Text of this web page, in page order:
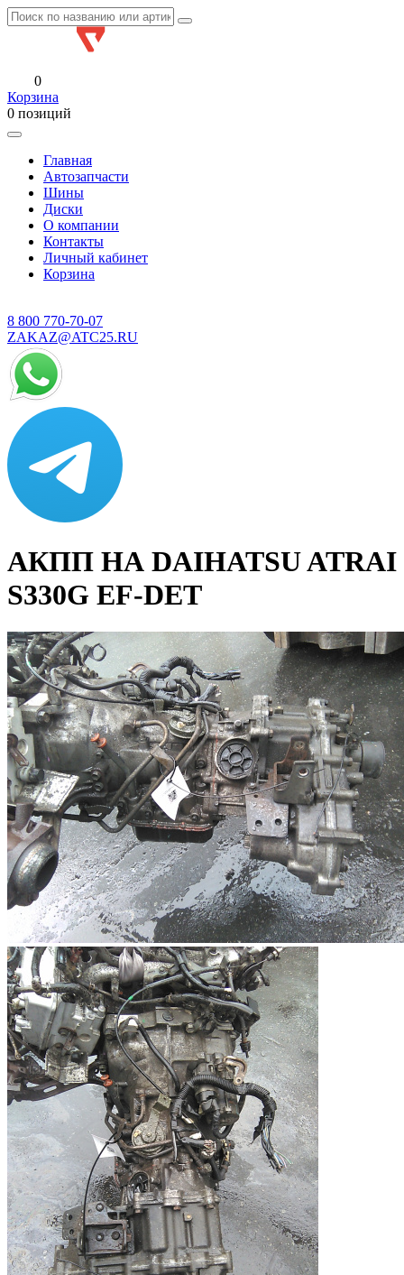
0
Корзина
0 позиций
Главная
Автозапчасти
Шины
Диски
О компании
Контакты
Личный кабинет
Корзина
8 800 770-70-07
ZAKAZ@ATC25.RU
АКПП НА DAIHATSU ATRAI
S330G EF-DET